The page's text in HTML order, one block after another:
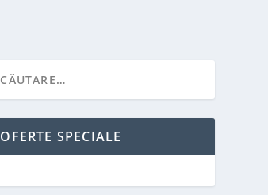
OFERTE SPECIALE